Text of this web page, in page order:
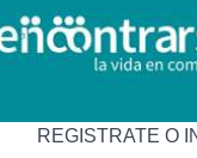
REGISTRATE O